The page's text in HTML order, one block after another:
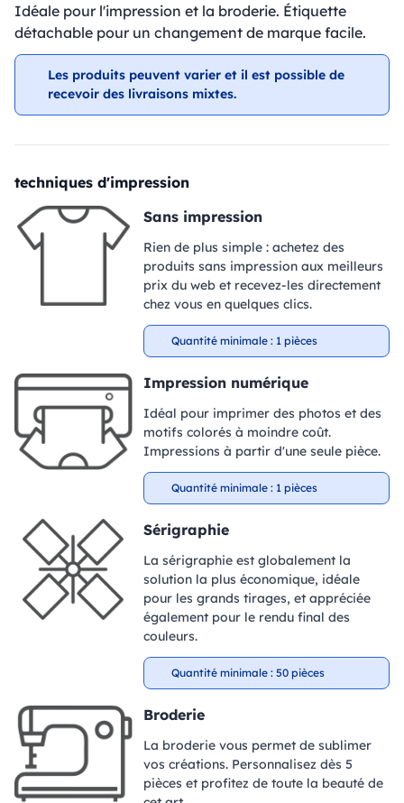
Idéale pour l'impression et la broderie. Étiquette
détachable pour un changement de marque facile.
Les produits peuvent varier et il est possible de
recevoir des livraisons mixtes.
techniques d'impression
Sans impression
Rien de plus simple : achetez des
produits sans impression aux meilleurs
prix du web et recevez-les directement
chez vous en quelques clics.
Quantité minimale : 1 pièces
Impression numérique
Idéal pour imprimer des photos et des
motifs colorés à moindre coût.
Impressions à partir d'une seule pièce.
Quantité minimale : 1 pièces
Sérigraphie
La sérigraphie est globalement la
solution la plus économique, idéale
pour les grands tirages, et appréciée
également pour le rendu final des
couleurs.
Quantité minimale : 50 pièces
Broderie
La broderie vous permet de sublimer
vos créations. Personnalisez dès 5
pièces et profitez de toute la beauté de